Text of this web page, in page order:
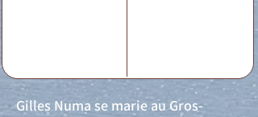
Gilles Numa se marie au Gros-